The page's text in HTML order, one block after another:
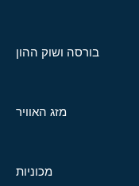
בורסה ושוק ההון
מזג האוויר
מכוניות